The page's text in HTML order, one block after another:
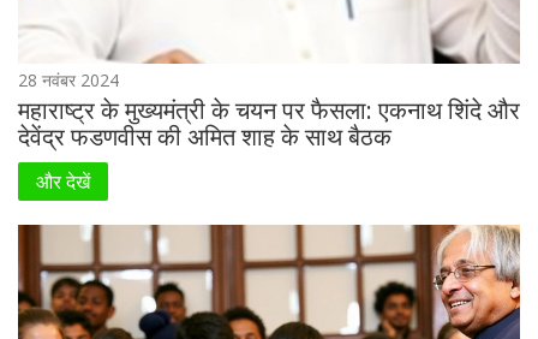
28 नवंबर 2024
महाराष्ट्र के मुख्यमंत्री के चयन पर फैसला: एकनाथ शिंदे और
देवेंद्र फडणवीस की अमित शाह के साथ बैठक
और देखें